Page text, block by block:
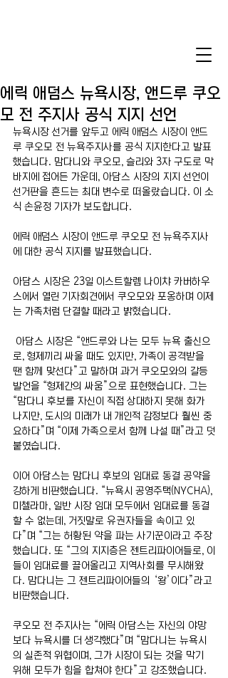
에릭 애덤스 뉴욕시장, 앤드루 쿠오
모 전 주지사 공식 지지 선언
뉴욕시장 선거를 앞두고 에릭 애덤스 시장이 앤드
루 쿠오모 전 뉴욕주지사를 공식 지지한다고 발표
했습니다. 맘다니와 쿠오모, 슬리와 3자 구도로 막
바지에 접어든 가운데, 아담스 시장의 지지 선언이
선거판을 흔드는 최대 변수로 떠올랐습니다. 이 소
식 손윤정 기자가 보도합니다.
에릭 애덤스 시장이 앤드루 쿠오모 전 뉴욕주지사
에 대한 공식 지지를 발표했습니다.
아담스 시장은 23일 이스트할렘 나이챠 카버하우
스에서 열린 기자회견에서 쿠오모와 포옹하며 이제
는 가족처럼 단결할 때라고 밝혔습니다.
로, 형제끼리 싸울 때도 있지만, 가족이 공격받을
땐 함께 맞선다”고 말하며 과거 쿠오모와의 갈등
발언을 “형제간의 싸움”으로 표현했습니다. 그는
“맘다니 후보를 자신이 직접 상대하지 못해 화가
나지만, 도시의 미래가 내 개인적 감정보다 훨씬 중
요하다”며 “이제 가족으로서 함께 나설 때”라고 덧
붙였습니다.
이어 아담스는 맘다니 후보의 임대료 동결 공약을
강하게 비판했습니다. “뉴욕시 공영주택(NYCHA),
미첼라마, 일반 시장 임대 모두에서 임대료를 동결
할 수 없는데, 거짓말로 유권자들을 속이고 있
다”며 “그는 허황된 약을 파는 사기꾼이라고 주장
했습니다. 또 “그의 지지층은 젠트리파이어들로, 이
들이 임대료를 끌어올리고 지역사회를 무시해왔
다. 맘다니는 그 젠트리파이어들의 ‘왕’이다”라고
비판했습니다.
쿠오모 전 주지사는 “에릭 아담스는 자신의 야망
보다 뉴욕시를 더 생각했다”며 “맘다니는 뉴욕시
의 실존적 위협이며, 그가 시장이 되는 것을 막기
위해 모두가 힘을 합쳐야 한다”고 강조했습니다.